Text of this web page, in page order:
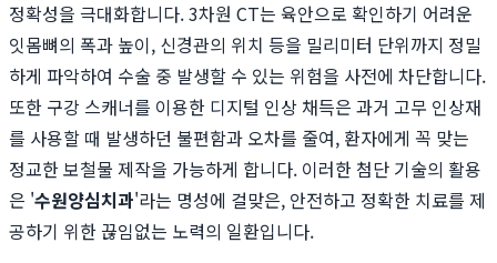
정확성을 극대화합니다. 3차원 CT는 육안으로 확인하기 어려운
잇몸뼈의 폭과 높이, 신경관의 위치 등을 밀리미터 단위까지 정밀
하게 파악하여 수술 중 발생할 수 있는 위험을 사전에 차단합니다.
또한 구강 스캐너를 이용한 디지털 인상 채득은 과거 고무 인상재
를 사용할 때 발생하던 불편함과 오차를 줄여, 환자에게 꼭 맞는
정교한 보철물 제작을 가능하게 합니다. 이러한 첨단 기술의 활용
은 '수원양심치과'라는 명성에 걸맞은, 안전하고 정확한 치료를 제
공하기 위한 끊임없는 노력의 일환입니다.